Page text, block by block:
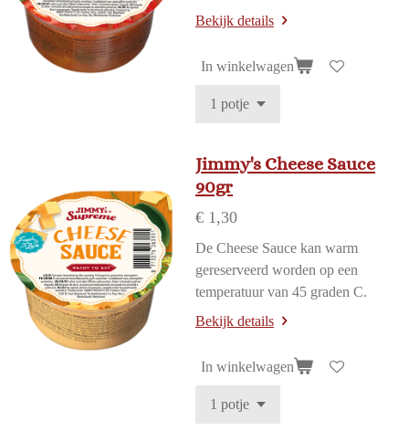
Bekijk details
In winkelwagen
Jimmy's Cheese Sauce
90gr
€ 1,30
De Cheese Sauce kan warm
gereserveerd worden op een
temperatuur van 45 graden C.
Bekijk details
In winkelwagen